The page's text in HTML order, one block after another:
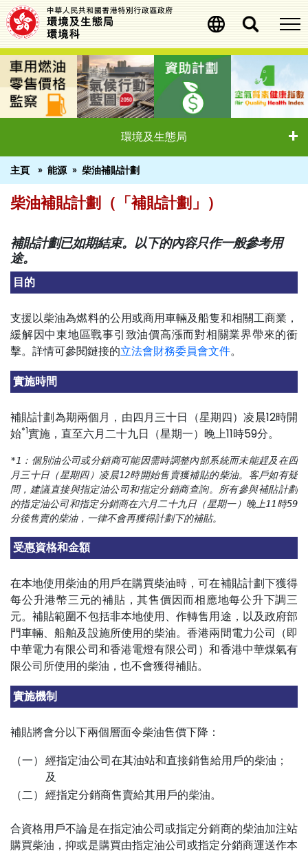
移
內
容
環境及生態局
主頁 能源 柴油補貼計劃
柴油補貼計劃（「補貼計劃」）
柴油補貼計劃（「補貼計劃」）
補貼計劃已如期結束。以下的內容只作一般參考用
途。
目的
支援以柴油為燃料的公用或商用車輛及船隻和相關工商業，
緩解因中東地區戰事引致油價高漲而對相關業界帶來的衝
擊。詳情可參閱鏈接的立法會財務委員會文件。
實施時間
補貼計劃為期兩個月，由四月三十日（星期四）凌晨12時開
始*1實施，直至六月二十九日（星期一）晚上11時59分。
*1：個別油公司或分銷商可能因需時調整內部系統而未能趕及在四
月三十日（星期四）凌晨12時開始售賣獲補貼的柴油。客戶如有疑
問，建議直接與指定油公司和指定分銷商查詢。所有參與補貼計劃
的指定油公司和指定分銷商在六月二十九日（星期一）晚上11時59
分後售賣的柴油，一律不會再獲得計劃下的補貼。
受惠資格和金額
在本地使用柴油的用戶在購買柴油時，可在補貼計劃下獲得
每公升港幣三元的補貼，其售價因而相應地每公升下調三
元。補貼範圍不包括非本地使用、作轉售用途，以及政府部
門車輛、船舶及設施所使用的柴油。香港兩間電力公司（即
中華電力有限公司和香港電燈有限公司）和香港中華煤氣有
限公司所使用的柴油，也不會獲得補貼。
實施機制
補貼將會分以下兩個層面令柴油售價下降：
（一） 經指定油公司在其油站和直接銷售給用戶的柴油；
及
（二） 經指定分銷商售賣給其用戶的柴油。
合資格用戶不論是在指定油公司或指定分銷商的柴油加注站
購買柴油，抑或是購買由指定油公司或指定分銷商運送作本